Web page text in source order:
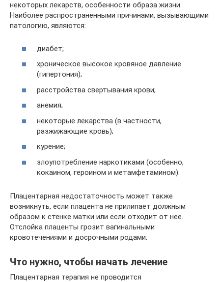
некоторых лекарств, особенности образа жизни.
Наиболее распространенными причинами, вызывающими
патологию, являются:
диабет;
хроническое высокое кровяное давление
(гипертония);
расстройства свертывания крови;
анемия;
некоторые лекарства (в частности,
разжижающие кровь);
курение;
злоупотребление наркотиками (особенно,
кокаином, героином и метамфетамином).
Плацентарная недостаточность может также
возникнуть, если плацента не прилипает должным
образом к стенке матки или если отходит от нее.
Отслойка плаценты грозит вагинальными
кровотечениями и досрочными родами.
Что нужно, чтобы начать лечение
Плацентарная терапия не проводится